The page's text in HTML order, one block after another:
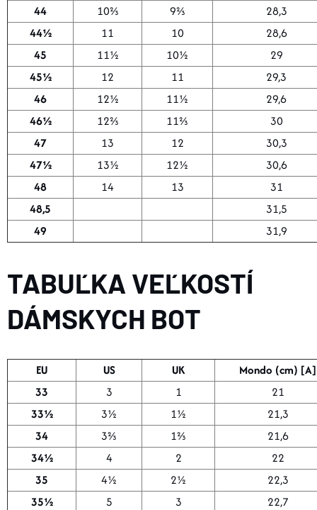
44
10⅔ 9⅔
28,3
44½
11 10
28,6
45
11½ 10½
29
45½
12 11
29,3
46
12½ 11½
29,6
46½
12⅔ 11⅔
30
47
13 12
30,3
47½
13½ 12½
30,6
48
14 13
31
48,5
31,5
49
31,9
TABUĽKA VEĽKOSTÍ
DÁMSKYCH BOT
EU US UK
Mondo (cm) [A]
33
3 1
21
33½
3½ 1½
21,3
34
3⅔ 1⅔
21,6
34½
4 2
22
35
4½ 2½
22,3
35½
5 3 22,7